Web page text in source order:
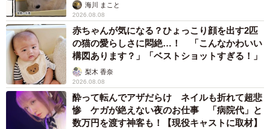
海川 まこと
2026.08.08
赤ちゃんが気になる？ひょっこり顔を出す2匹
の猫の愛らしさに悶絶…！ 「こんなかわいい
構図あります？」「ベストショットすぎる！」
梨木 香奈
2026.08.08
酔って転んでアザだらけ ネイルも折れて超悲
惨 ケガが絶えない夜のお仕事 「病院代」と
数万円を渡す神客も！【現役キャストに取材】